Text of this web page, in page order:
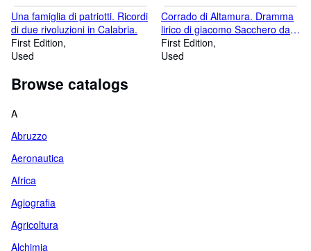
Una famiglia di patriotti. Ricordi
di due rivoluzioni in Calabria.
First Edition
Used
Corrado di Altamura. Dramma
lirico di giacomo Sacchero da
rappresentarsi nell'I. R. Teatro
Alla Scala l'autunno del 1841.
First Edition
Used
Browse catalogs
A
Abruzzo
Aeronautica
Africa
Agiografia
Agricoltura
Alchimia